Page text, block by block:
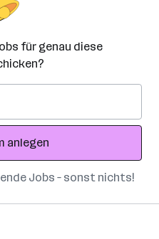
für genau diese
anlegen
Jobs – sonst nichts!